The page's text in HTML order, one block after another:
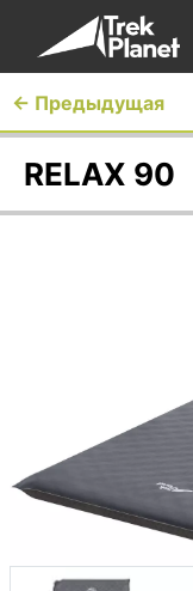
← Предыдущая
RELAX 90